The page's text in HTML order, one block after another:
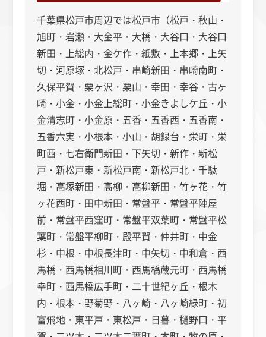
千葉県松戸市周辺では松戸市（松戸・秋山・
旭町・岩瀬・大金平・大橋・大谷口・大谷口
新田・上総内・金ケ作・紙敷・上本郷・上矢
切・河原塚・北松戸・串崎新田・串崎南町・
久保平賀・栗ヶ沢・栗山・幸田・幸谷・古ヶ
崎・小金・小金上総町・小金きよしケ丘・小
金清志町・小金原・五香・五香西・五香南・
五香六実・小根本・小山・胡録台・栄町・栄
町西・七右衛門新田・下矢切・新作・新松
戸・新松戸東・新松戸南・新松戸北・千駄
堀・高塚新田・高柳・高柳新田・竹ヶ花・竹
ヶ花西町・田中新田・常盤平・常盤平陣屋
前・常盤平西窪町・常盤平双葉町・常盤平松
葉町・常盤平柳町・殿平賀・仲井町・中金
杉・中根・中根長津町・中矢切・中和倉・西
馬橋・西馬橋相川町・西馬橋蔵元町・西馬橋
幸町・西馬橋広手町・二十世紀ヶ丘・根木
内・根本・野菊野・八ヶ崎・八ヶ崎緑町・初
富飛地・東平戸・東松戸・日暮・樋野口・平